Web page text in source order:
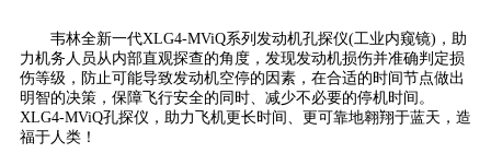
韦林全新一代XLG4-MViQ系列发动机孔探仪(工业内窥镜)，助
力机务人员从内部直观探查的角度，发现发动机损伤并准确判定损
伤等级，防止可能导致发动机空停的因素，在合适的时间节点做出
明智的决策，保障飞行安全的同时、减少不必要的停机时间。
XLG4-MViQ孔探仪，助力飞机更长时间、更可靠地翱翔于蓝天，造
福于人类！